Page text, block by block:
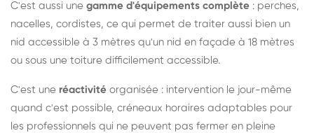
C'est aussi une gamme d'équipements complète : perches,
nacelles, cordistes, ce qui permet de traiter aussi bien un
nid accessible à 3 mètres qu'un nid en façade à 18 mètres
ou sous une toiture difficilement accessible.
C'est une réactivité organisée : intervention le jour-même
quand c'est possible, créneaux horaires adaptables pour
les professionnels qui ne peuvent pas fermer en pleine